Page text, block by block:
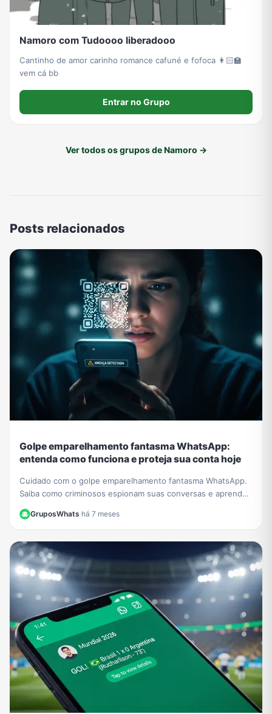
Namoro com Tudoooo liberadooo
Cantinho de amor carinho romance cafuné e fofoca 👩🏻‍🏫
vem cá bb
Entrar no Grupo
Ver todos os grupos de Namoro →
Posts relacionados
Golpe emparelhamento fantasma WhatsApp:
entenda como funciona e proteja sua conta hoje
Cuidado com o golpe emparelhamento fantasma WhatsApp.
Saiba como criminosos espionam suas conversas e aprenda
a verificar e proteger sua conta agora.
GruposWhats·há 7 meses